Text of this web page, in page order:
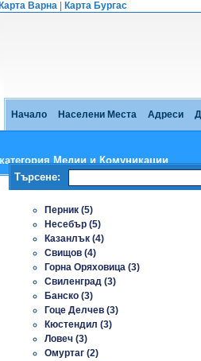
Карта Варна Карта Бургас
Начало Населени Места Адреси
Медии и Комуникации
Търсене:
Перник (5)
Несебър (5)
Казанлък (4)
Свищов (4)
Горна Оряховица (3)
Свиленград (3)
Банско (3)
Гоце Делчев (3)
Кюстендил (3)
Ловеч (3)
Омуртаг (2)